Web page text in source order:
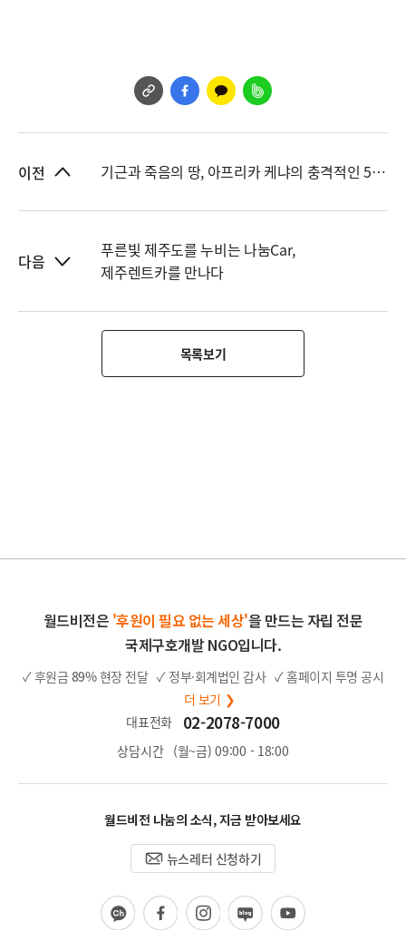
이전 기근과 죽음의 땅, 아프리카 케냐의 충격적인 5가지 징후들
다음
푸른빛 제주도를 누비는 나눔Car,
제주렌트카를 만나다
목록보기
월드비전은 '후원이 필요 없는 세상'을 만드는 자립 전문
국제구호개발 NGO입니다.
✓ 후원금 89%현장 전달 ✓ 정부·회계법인 감사 ✓ 홈페이지 투명 공시
더 보기 ❯
대표전화
02-2078-7000
상담시간 (월~금) 09:00 - 18:00
월드비전 나눔의 소식, 지금 받아보세요
뉴스레터 신청하기
카
카
페
이
인
스
블
로
유
튜